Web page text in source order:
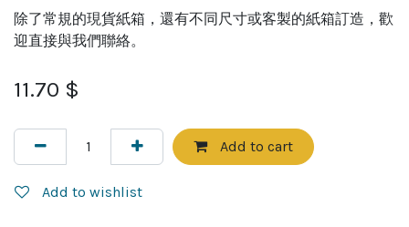
除了常規的現貨紙箱，還有不同尺寸或客製的紙箱訂造，歡
迎直接與我們聯絡。
11.70 $
Add to cart
Add to wishlist